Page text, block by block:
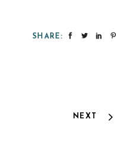
SHARE:
NEXT